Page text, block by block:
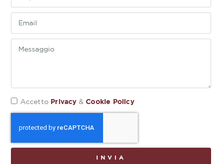
Accetto Privacy &Cookie Policy
INVIA